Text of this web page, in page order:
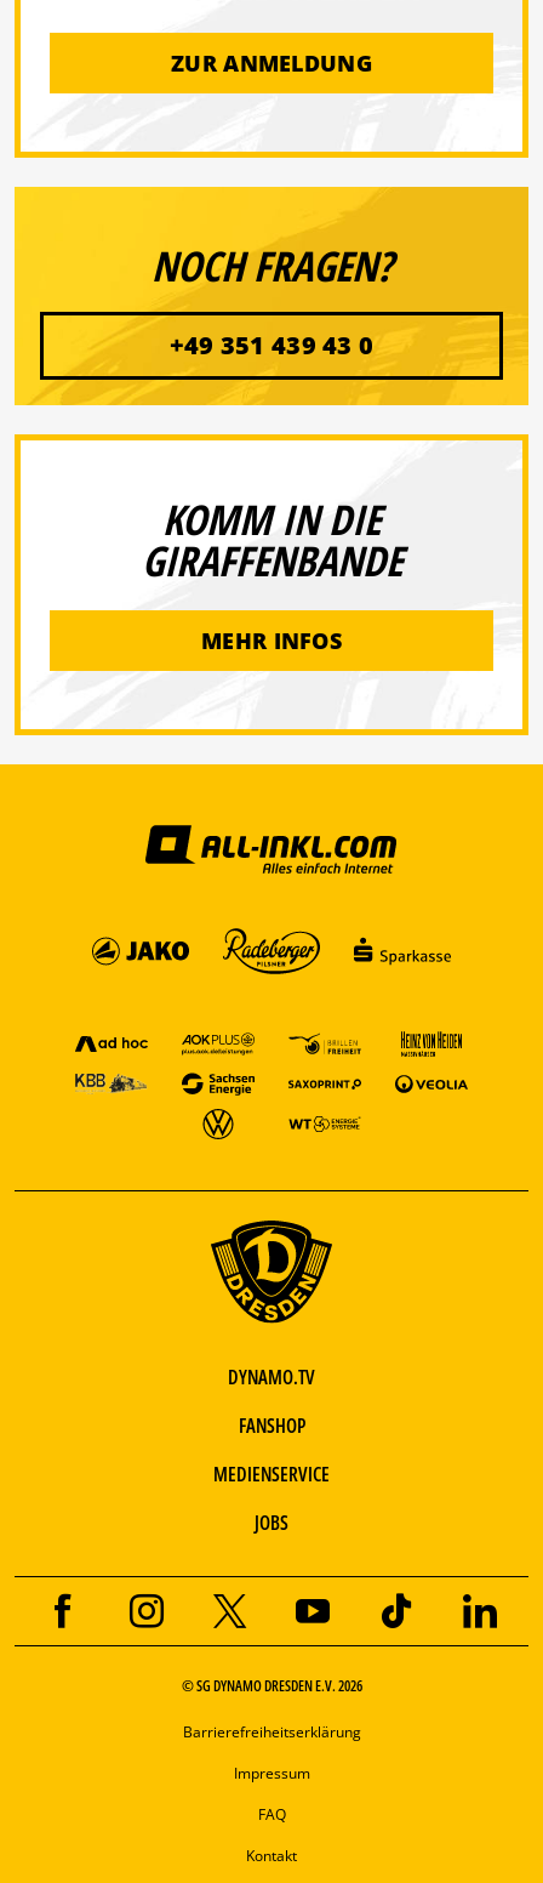
ZUR ANMELDUNG
NOCH FRAGEN?
+49 351 439 43 0
KOMM IN DIE
GIRAFFENBANDE
MEHR INFOS
DYNAMO.TV
FANSHOP
MEDIENSERVICE
JOBS
© SG DYNAMO DRESDEN E.V. 2026
Barrierefreiheitserklärung
Impressum
FAQ
Kontakt